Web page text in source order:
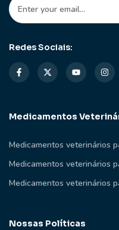
Redes Sociais:
Medicamentos
Medicamentos veterinários
Medicamentos veterinários
Medicamentos veterinários
Nossas Políticas